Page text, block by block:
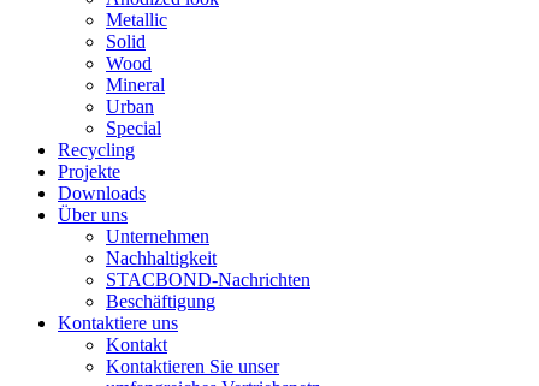
Metallic
Solid
Wood
Mineral
Urban
Special
Recycling
Projekte
Downloads
Über uns
Unternehmen
Nachhaltigkeit
STACBOND-Nachrichten
Beschäftigung
Kontaktiere uns
Kontakt
Kontaktieren Sie unser